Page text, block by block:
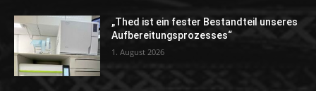
„Thed ist ein fester Bestandteil unseres
Aufbereitungsprozesses“
1. August 2026